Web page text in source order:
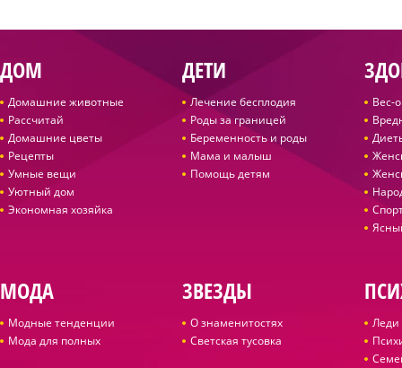
ДОМ
Домашние животные
Рассчитай
Домашние цветы
Рецепты
Умные вещи
Уютный дом
Экономная хозяйка
ДЕТИ
Лечение бесплодия
Роды за границей
Беременность и роды
Мама и малыш
Помощь детям
Вес-
МОДА
Модные тенденции
Мода для полных
ЗВЕЗДЫ
О знаменитостях
Светская тусовка
Леди